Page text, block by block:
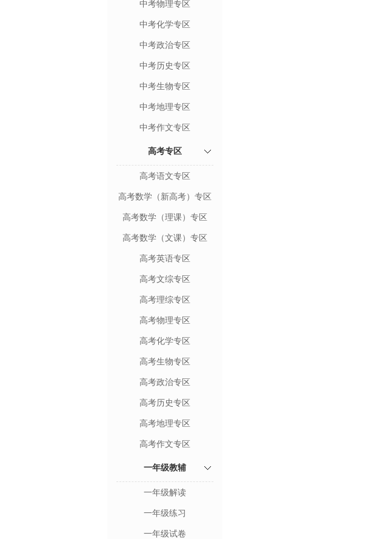
中考物理专区
中考化学专区
中考政治专区
中考历史专区
中考生物专区
中考地理专区
中考作文专区
高考专区
高考语文专区
高考数学（新高考）专区
高考数学（理课）专区
高考数学（文课）专区
高考英语专区
高考文综专区
高考理综专区
高考物理专区
高考化学专区
高考生物专区
高考政治专区
高考历史专区
高考地理专区
高考作文专区
一年级教辅
一年级解读
一年级练习
一年级试卷